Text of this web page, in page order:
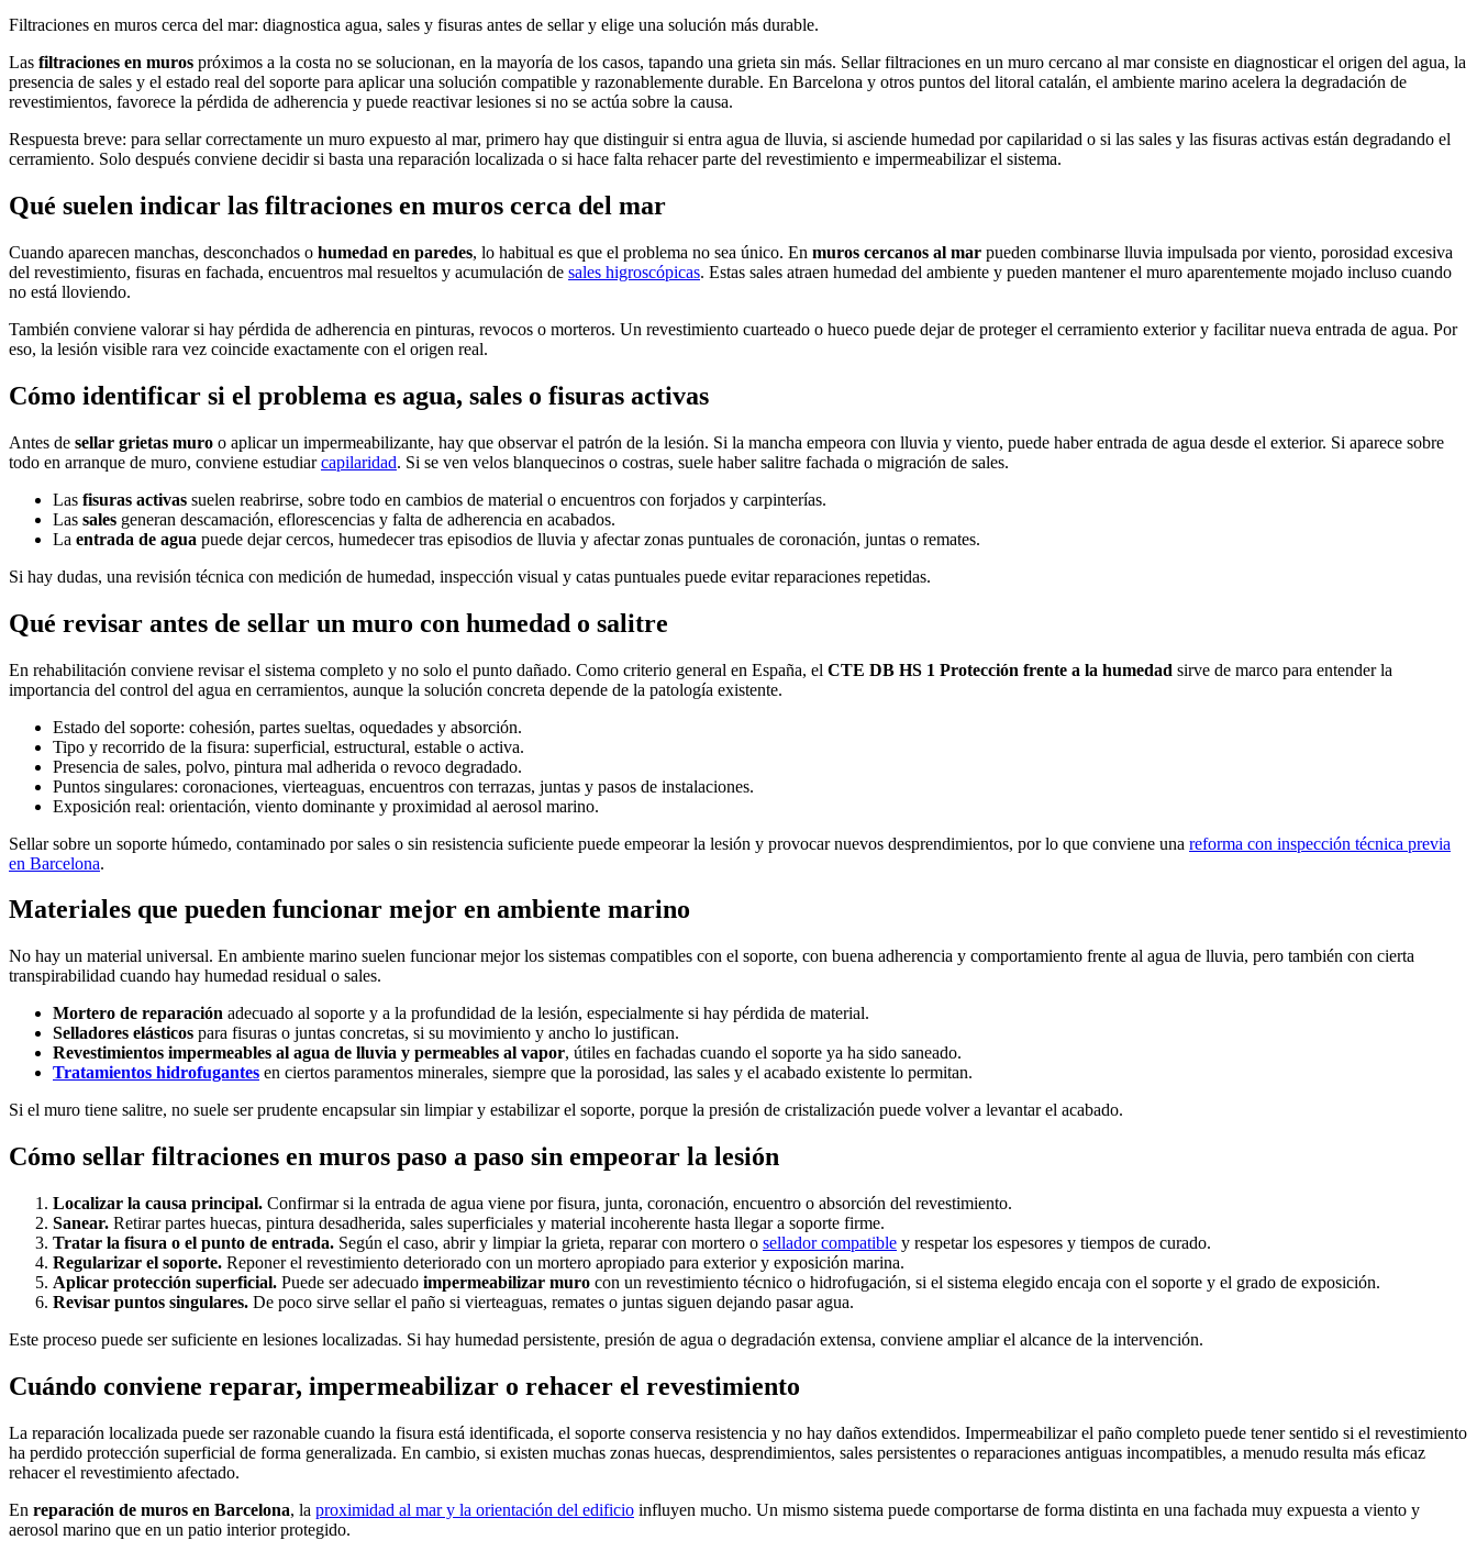
Filtraciones en muros cerca del mar: diagnostica agua, sales y fisuras antes de sellar y elige una solución más durable.
Las filtraciones en muros próximos a la costa no se solucionan, en la mayoría de los casos, tapando una grieta sin más. Sellar filtraciones en un muro cercano al mar consiste en diagnosticar el origen del agua, la
presencia de sales y el estado real del soporte para aplicar una solución compatible y razonablemente durable. En Barcelona y otros puntos del litoral catalán, el ambiente marino acelera la degradación de
revestimientos, favorece la pérdida de adherencia y puede reactivar lesiones si no se actúa sobre la causa.
Respuesta breve: para sellar correctamente un muro expuesto al mar, primero hay que distinguir si entra agua de lluvia, si asciende humedad por capilaridad o si las sales y las fisuras activas están degradando el
cerramiento. Solo después conviene decidir si basta una reparación localizada o si hace falta rehacer parte del revestimiento e impermeabilizar el sistema.
Qué suelen indicar las filtraciones en muros cerca del mar
Cuando aparecen manchas, desconchados o humedad en paredes, lo habitual es que el problema no sea único. En muros cercanos al mar pueden combinarse lluvia impulsada por viento, porosidad excesiva
del revestimiento, fisuras en fachada, encuentros mal resueltos y acumulación de sales higroscópicas. Estas sales atraen humedad del ambiente y pueden mantener el muro aparentemente mojado incluso cuando
no está lloviendo.
También conviene valorar si hay pérdida de adherencia en pinturas, revocos o morteros. Un revestimiento cuarteado o hueco puede dejar de proteger el cerramiento exterior y facilitar nueva entrada de agua. Por
eso, la lesión visible rara vez coincide exactamente con el origen real.
Cómo identificar si el problema es agua, sales o fisuras activas
Antes de sellar grietas muro o aplicar un impermeabilizante, hay que observar el patrón de la lesión. Si la mancha empeora con lluvia y viento, puede haber entrada de agua desde el exterior. Si aparece sobre
todo en arranque de muro, conviene estudiarcapilaridad. Si se ven velos blanquecinos o costras, suele haber salitre fachada o migración de sales.
Las fisuras activas suelen reabrirse, sobre todo en cambios de material o encuentros con forjados y carpinterías.
Las sales generan descamación, eflorescencias y falta de adherencia en acabados.
La entrada de agua puede dejar cercos, humedecer tras episodios de lluvia y afectar zonas puntuales de coronación, juntas o remates.
Si hay dudas, una revisión técnica con medición de humedad, inspección visual y catas puntuales puede evitar reparaciones repetidas.
Qué revisar antes de sellar un muro con humedad o salitre
En rehabilitación conviene revisar el sistema completo y no solo el punto dañado. Como criterio general en España, el CTE DB HS 1 Protección frente a la humedad sirve de marco para entender la
importancia del control del agua en cerramientos, aunque la solución concreta depende de la patología existente.
Estado del soporte: cohesión, partes sueltas, oquedades y absorción.
Tipo y recorrido de la fisura: superficial, estructural, estable o activa.
Presencia de sales, polvo, pintura mal adherida o revoco degradado.
Puntos singulares: coronaciones, vierteaguas, encuentros con terrazas, juntas y pasos de instalaciones.
Exposición real: orientación, viento dominante y proximidad al aerosol marino.
Sellar sobre un soporte húmedo, contaminado por sales o sin resistencia suficiente puede empeorar la lesión y provocar nuevos desprendimientos, por lo que conviene una reforma con inspección técnica previa
en Barcelona.
Materiales que pueden funcionar mejor en ambiente marino
No hay un material universal. En ambiente marino suelen funcionar mejor los sistemas compatibles con el soporte, con buena adherencia y comportamiento frente al agua de lluvia, pero también con cierta
transpirabilidad cuando hay humedad residual o sales.
Mortero de reparación adecuado al soporte y a la profundidad de la lesión, especialmente si hay pérdida de material.
Selladores elásticos para fisuras o juntas concretas, si su movimiento y ancho lo justifican.
Revestimientos impermeables al agua de lluvia y permeables al vapor, útiles en fachadas cuando el soporte ya ha sido saneado.
Tratamientos hidrofugantes en ciertos paramentos minerales, siempre que la porosidad, las sales y el acabado existente lo permitan.
Si el muro tiene salitre, no suele ser prudente encapsular sin limpiar y estabilizar el soporte, porque la presión de cristalización puede volver a levantar el acabado.
Cómo sellar filtraciones en muros paso a paso sin empeorar la lesión
Localizar la causa principal. Confirmar si la entrada de agua viene por fisura, junta, coronación, encuentro o absorción del revestimiento.
Sanear. Retirar partes huecas, pintura desadherida, sales superficiales y material incoherente hasta llegar a soporte firme.
Tratar la fisura o el punto de entrada. Según el caso, abrir y limpiar la grieta, reparar con mortero o sellador compatible y respetar los espesores y tiempos de curado.
Regularizar el soporte. Reponer el revestimiento deteriorado con un mortero apropiado para exterior y exposición marina.
Aplicar protección superficial. Puede ser adecuado impermeabilizar muro con un revestimiento técnico o hidrofugación, si el sistema elegido encaja con el soporte y el grado de exposición.
Revisar puntos singulares. De poco sirve sellar el paño si vierteaguas, remates o juntas siguen dejando pasar agua.
Este proceso puede ser suficiente en lesiones localizadas. Si hay humedad persistente, presión de agua o degradación extensa, conviene ampliar el alcance de la intervención.
Cuándo conviene reparar, impermeabilizar o rehacer el revestimiento
La reparación localizada puede ser razonable cuando la fisura está identificada, el soporte conserva resistencia y no hay daños extendidos. Impermeabilizar el paño completo puede tener sentido si el revestimiento
ha perdido protección superficial de forma generalizada. En cambio, si existen muchas zonas huecas, desprendimientos, sales persistentes o reparaciones antiguas incompatibles, a menudo resulta más eficaz
rehacer el revestimiento afectado.
En reparación de muros en Barcelona, la proximidad al mar y la orientación del edificio influyen mucho. Un mismo sistema puede comportarse de forma distinta en una fachada muy expuesta a viento y
aerosol marino que en un patio interior protegido.